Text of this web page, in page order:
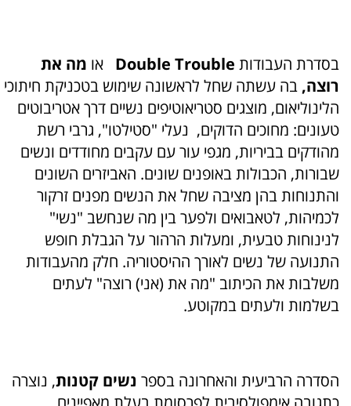
בסדרת העבודות Double Trouble או מה את
רוצה, בה עשתה שחל לראשונה שימוש בטכניקת חיתוכי
הלינוליאום, מוצגים סטריאוטיפים נשיים דרך אטריבוטים
טעונים: מחוכים הדוקים, נעלי "סטילטו", גרבי רשת
מהודקים בביריות, מגפי עור עם עקבים מחודדים ונשים
שבורות, הכבולות באופנים שונים. האביזרים השונים
והתנוחות בהן מציבה שחל את הנשים מפנים זרקור
לכמיהות, לטאבואים ולפער בין מה שנחשב "נשי"
לנינוחות טבעית, ומעלות הרהור על הגבלת חופש
התנועה של נשים לאורך ההיסטוריה. חלק מהעבודות
משלבות את הכיתוב "מה את (אני) רוצה" לעתים
בשלמות ולעתים במקוטע.
הסדרה הרביעית והאחרונה בספר נשים קטנות, נוצרה